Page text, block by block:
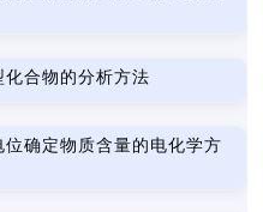
合物的分析方法
确定物质含量的电化学方